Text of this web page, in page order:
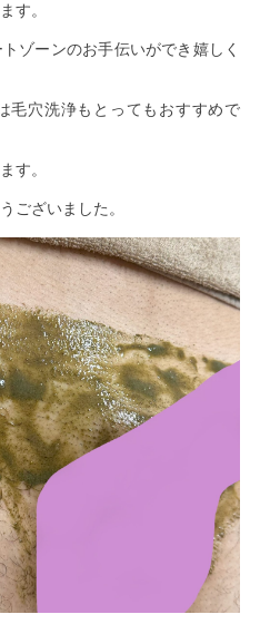
す。
ゾーンのお手伝いができ嬉しく
毛穴洗浄もとってもおすすめで
す。
ございました。